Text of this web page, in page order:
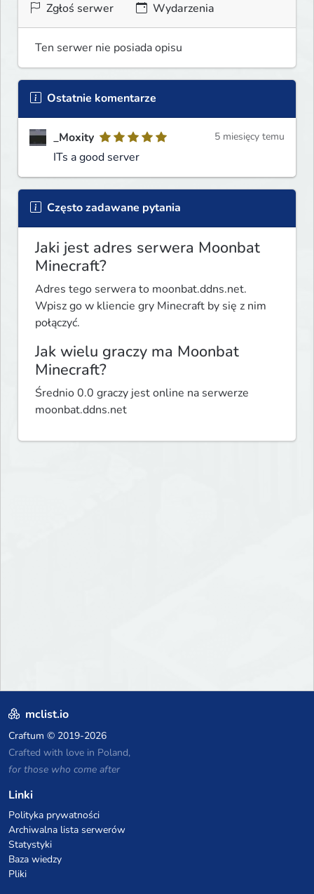
Zgłoś serwer Wydarzenia
Ten serwer nie posiada opisu
Ostatnie komentarze
_Moxity
ITs a good server
5 miesięcy temu
Często zadawane pytania
Jaki jest adres serwera Moonbat
Minecraft?
Adres tego serwera to moonbat.ddns.net.
Wpisz go w kliencie gry Minecraft by się z nim
połączyć.
Jak wielu graczy ma Moonbat
Minecraft?
Średnio 0.0 graczy jest online na serwerze
moonbat.ddns.net
mclist.io
Craftum © 2019-2026
Crafted with love in Poland,
for those who come after
Linki
Polityka prywatności
Archiwalna lista serwerów
Statystyki
Baza wiedzy
Pliki